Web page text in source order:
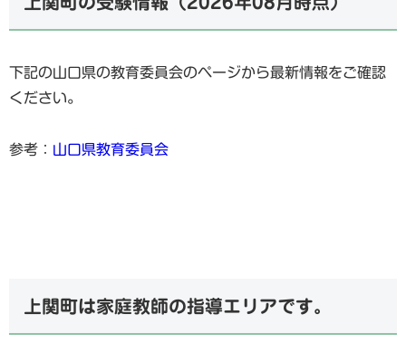
下記の山口県の教育委員会のページから最新情報をご確認
ください。
参考： 山口県教育委員会
上関町は家庭教師の指導エリアです。